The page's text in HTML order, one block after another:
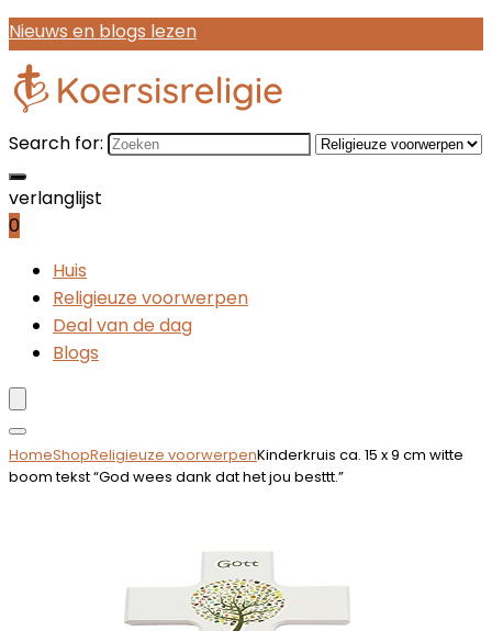
Nieuws en blogs lezen
Search for:
verlanglijst
0
Huis
Religieuze voorwerpen
Deal van de dag
Blogs
HomeShopReligieuze voorwerpenKinderkruis ca. 15 x 9 cm witte
boom tekst “God wees dank dat het jou besttt.”